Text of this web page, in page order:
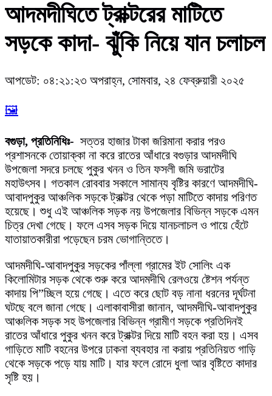
আদমদীঘিতে ট্রাক্টরের মাটিতে
সড়কে কাদা- ঝুঁকি নিয়ে যান চলাচল
আপডেট: ০৪:২১:২৩ অপরাহ্ন, সোমবার, ২৪ ফেব্রুয়ারী ২০২৫
🖼️
বগুড়া, প্রতিনিধিঃ- সত্তর হাজার টাকা জরিমানা করার পরও
প্রশাসনকে তোয়াক্কা না করে রাতের আঁধারে বগুড়ার আদমদীঘি
উপজেলা সদরে চলছে পুকুর খনন ও তিন ফসলী জমি ভরাটের
মহাউৎসব। গতকাল রোববার সকালে সামান্য বৃষ্টির কারণে আদমদীঘি-
আবাদপুকুর আঞ্চলিক সড়কে ট্রাক্টর থেকে পড়া মাটিতে কাদায় পরিণত
হয়েছে। শুধু এই আঞ্চলিক সড়ক নয় উপজেলার বিভিন্ন সড়কে এমন
চিত্র দেখা গেছে। ফলে এসব সড়ক দিয়ে যানচলাচল ও পায়ে হেঁটে
যাতায়াতকারীরা পড়েছেন চরম ভোগান্তিতে।
আদমদীঘি-আবাদপুকুর সড়কের পাঁল্লা গ্রামের ইট সোলিং এক
কিলোমিটার সড়ক থেকে শুরু করে আদমদীঘি রেলওয়ে ষ্টেশন পর্যন্ত
কাদায় পি”চ্ছিল হয়ে গেছে। এতে করে ছোট বড় নানা ধরনের দূর্ঘটনা
ঘটছে বলে জানা গেছে। এলাকাবাসীরা জানান, আদমদীঘি-আবাদপুকুর
আঞ্চলিক সড়ক সহ উপজেলার বিভিন্ন গ্রামীণ সড়কে প্রতিদিনই
রাতের আঁধারে পুকুর খনন করে ট্রাক্টর দিয়ে মাটি বহন করা হয়। এসব
গাড়িতে মাটি বহনের উপরে ঢাকনা ব্যবহার না করায় প্রতিনিয়ত গাড়ি
থেকে সড়কে পড়ে যায় মাটি। যার ফলে রোদে ধুলা আর বৃষ্টিতে কাদার
সৃষ্টি হয়।